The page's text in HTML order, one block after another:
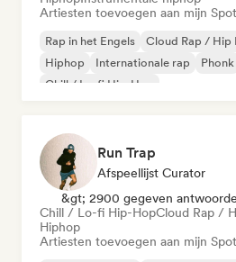
Artiesten toevoegen aan mijn
Rap in het Engels Cloud Rap / Hip
Hiphop
Internationale rap Phonk
Chill / Lo-fi Hip-Hop
Run Trap
Afspeellijst Curator
&gt; 2900 gegeven
Chill / Lo-fi Hip-HopCloud Rap /
Hiphop
Artiesten toevoegen aan mijn